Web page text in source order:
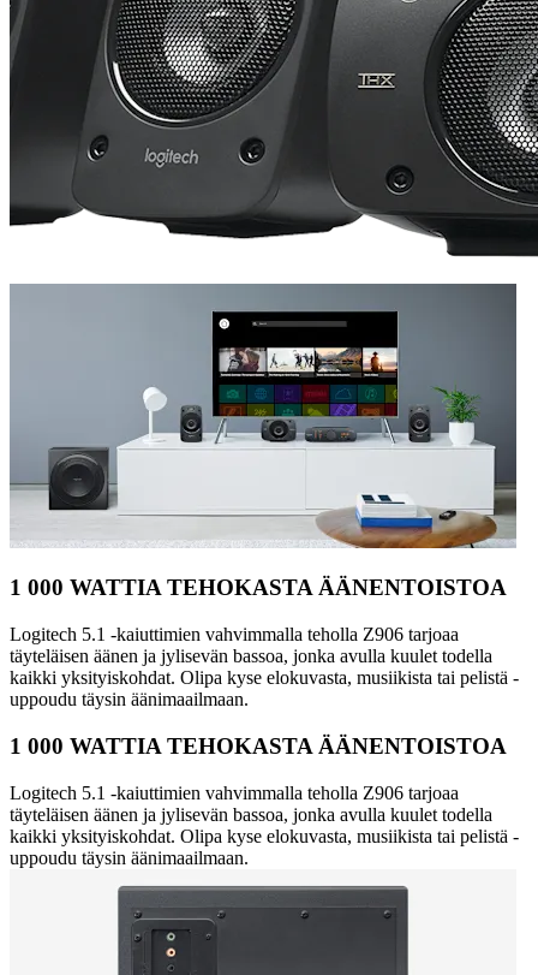
1 000 WATTIA TEHOKASTA ÄÄNENTOISTOA
Logitech 5.1 -kaiuttimien vahvimmalla teholla Z906 tarjoaa
täyteläisen äänen ja jylisevän bassoa, jonka avulla kuulet todella
kaikki yksityiskohdat. Olipa kyse elokuvasta, musiikista tai pelistä -
uppoudu täysin äänimaailmaan.
1 000 WATTIA TEHOKASTA ÄÄNENTOISTOA
Logitech 5.1 -kaiuttimien vahvimmalla teholla Z906 tarjoaa
täyteläisen äänen ja jylisevän bassoa, jonka avulla kuulet todella
kaikki yksityiskohdat. Olipa kyse elokuvasta, musiikista tai pelistä -
uppoudu täysin äänimaailmaan.